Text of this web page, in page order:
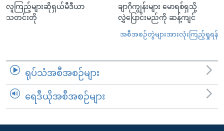
လူကြည့်များဆိုရှယ်မီဒီယာ
သတင်းတို
ချာဂိုကျွန်းများ မောရစ်ရှသို့
လွှဲပြောင်းမည်ကို ဆန့်ကျင်
အစီအစဉ်တွဲများအားလုံးကြည့်ရှုရန်
ရုပ်သံအစီအစဉ်များ
ရေဒီယိုအစီအစဉ်များ